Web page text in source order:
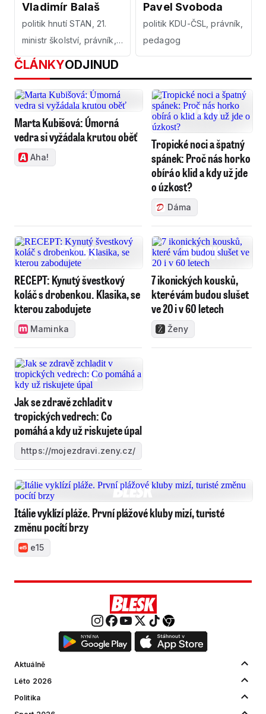
Vladimír Balaš
politik hnutí STAN, 21.
ministr školství, právník,
pedagog
Pavel Svoboda
politik KDU-ČSL, právník,
pedagog
ČLÁNKYODJINUD
Marta Kubišová: Úmorná
vedra si vyžádala krutou oběť
Aha!
Tropické noci a špatný
spánek: Proč nás horko
obírá o klid a kdy už jde
o úzkost?
Dáma
RECEPT: Kynutý švestkový
koláč s drobenkou. Klasika, se
kterou zabodujete
Maminka
7 ikonických kousků,
které vám budou slušet
ve 20 i v 60 letech
Ženy
Jak se zdravě zchladit v
tropických vedrech: Co
pomáhá a kdy už riskujete úpal
https://mojezdravi.zeny.cz/
Itálie vyklízí pláže. První plážové kluby mizí, turisté
změnu pocítí brzy
e15
Aktuálně
Léto 2026
Politika